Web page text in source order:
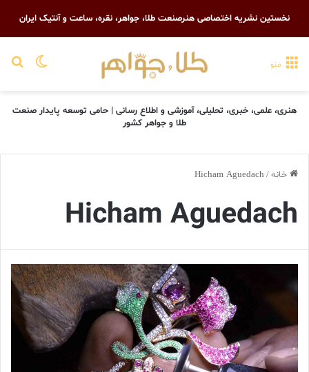
نخستین نشریه اختصاصی هنرصنعت طلا، جواهر، نقره، ساعت و آنتیک ایران
تغییر منو
هنری، علمی، خبری، تحلیلی، آموزشی و اطلاع رسانی | حامی توسعه پایدار صنعت
طلا و جواهر کشور
خانه/
Hicham Aguedach
Hicham Aguedach